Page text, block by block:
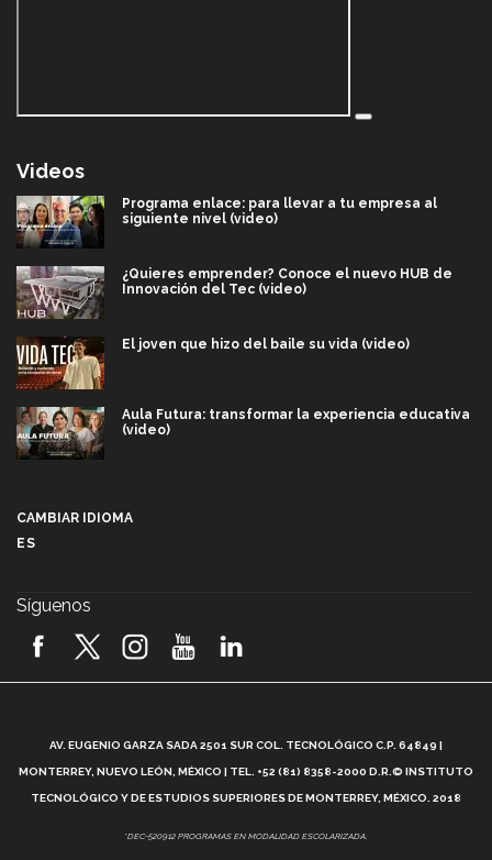
Videos
Programa enlace: para llevar a tu empresa al
siguiente nivel (video)
¿Quieres emprender? Conoce el nuevo HUB de
Innovación del Tec (video)
El joven que hizo del baile su vida (video)
Aula Futura: transformar la experiencia educativa
(video)
2026! (video)
¿Cómo es el Modelo Educativo Tec? (video)
Vida Tec: Feminismo e Inteligencia Artificial, Paola
CAMBIAR IDIOMA
ES
Síguenos
AV. EUGENIO GARZA SADA 2501 SUR COL. TECNOLÓGICO C.P. 64849 |
MONTERREY, NUEVO LEÓN, MÉXICO | TEL. +52 (81) 8358-2000 D.R.© INSTITUTO
TECNOLÓGICO Y DE ESTUDIOS SUPERIORES DE MONTERREY, MÉXICO. 2018
*DEC-520912 PROGRAMAS EN MODALIDAD ESCOLARIZADA.